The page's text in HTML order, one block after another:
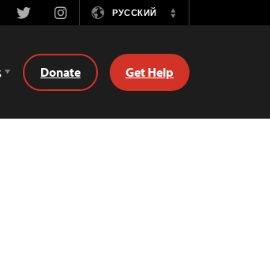
TwitterInstagramРУССКИЙ
Switch
Donate Get Help